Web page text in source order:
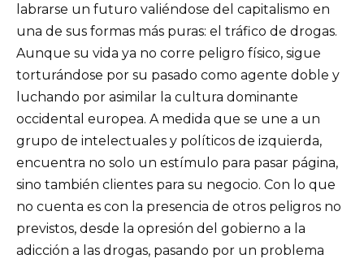
labrarse un futuro valiéndose del capitalismo en
una de sus formas más puras: el tráfico de drogas.
Aunque su vida ya no corre peligro físico, sigue
torturándose por su pasado como agente doble y
luchando por asimilar la cultura dominante
occidental europea. A medida que se une a un
grupo de intelectuales y políticos de izquierda,
encuentra no solo un estímulo para pasar página,
sino también clientes para su negocio. Con lo que
no cuenta es con la presencia de otros peligros no
previstos, desde la opresión del gobierno a la
adicción a las drogas, pasando por un problema